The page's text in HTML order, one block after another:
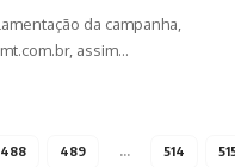
da campanha,
assim…
488 489 … 514